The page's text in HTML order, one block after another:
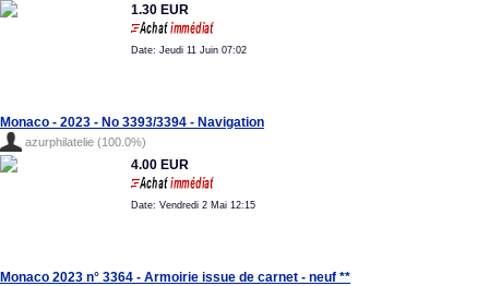
1.30 EUR
Date: Jeudi 11 Juin 07:02
Monaco - 2023 - No 3393/3394 - Navigation
azurphilatelie (100.0%)
4.00 EUR
Date: Vendredi 2 Mai 12:15
Monaco 2023 n° 3364 - Armoirie issue de carnet - neuf **